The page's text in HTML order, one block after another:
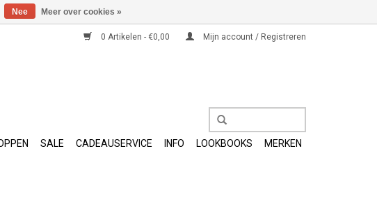
0 Artikelen - €0,00 Mijn account / Registreren
SALE CADEAUSERVICE INFO LOOKBOOKS MERKEN
Nee Meer over cookies »